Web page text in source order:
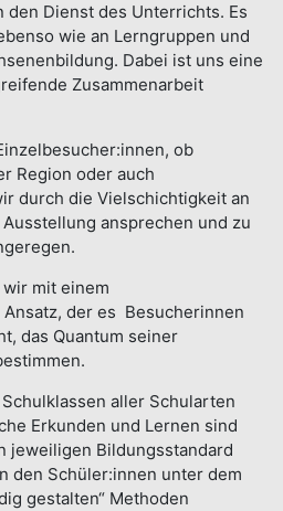
Dienst des Unterrichts. Es
wie an Lerngruppen und
Dabei ist uns eine
Zusammenarbeit
ob
Region oder auch
durch die Vielschichtigkeit an
ansprechen und zu
mit einem
der es Besucherinnen
das Quantum seiner
aller Schularten
Erkunden und Lernen sind
jeweiligen Bildungsstandard
den Schüler:innen unter dem
gestalten“ Methoden